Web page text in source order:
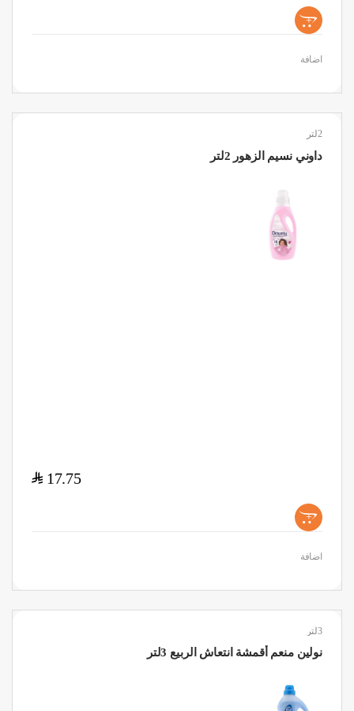
+
اضافة
2لتر
داوني نسيم الزهور 2لتر
17.75
$
+
اضافة
3لتر
نولين منعم أقمشة انتعاش الربيع 3لتر